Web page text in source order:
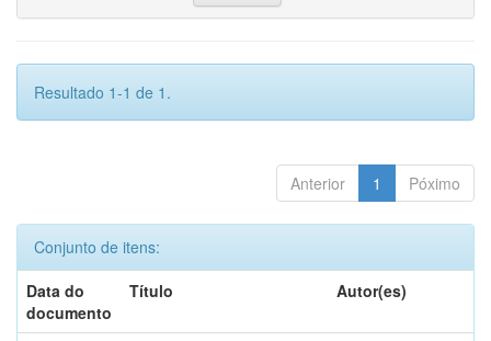
Resultado 1-1 de 1.
Anterior 1 Póximo
Conjunto de itens:
Data do
documento
Título Autor(es)